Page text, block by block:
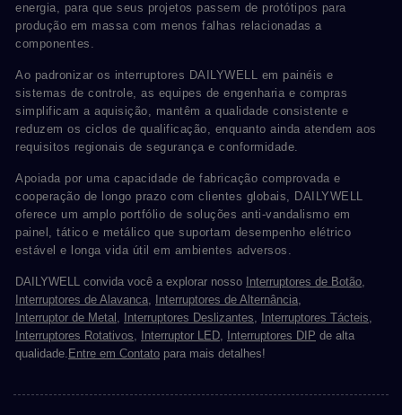
energia, para que seus projetos passem de protótipos para
produção em massa com menos falhas relacionadas a
componentes.
Ao padronizar os interruptores DAILYWELL em painéis e
sistemas de controle, as equipes de engenharia e compras
simplificam a aquisição, mantêm a qualidade consistente e
reduzem os ciclos de qualificação, enquanto ainda atendem aos
requisitos regionais de segurança e conformidade.
Apoiada por uma capacidade de fabricação comprovada e
cooperação de longo prazo com clientes globais, DAILYWELL
oferece um amplo portfólio de soluções anti-vandalismo em
painel, tático e metálico que suportam desempenho elétrico
estável e longa vida útil em ambientes adversos.
DAILYWELL convida você a explorar nosso Interruptores de Botão,
Interruptores de Alavanca, Interruptores de Alternância,
Interruptor de Metal , Interruptores Deslizantes, Interruptores Tácteis,
Interruptores Rotativos, Interruptor LED, Interruptores DIP de alta
qualidade. Entre em Contato para mais detalhes!